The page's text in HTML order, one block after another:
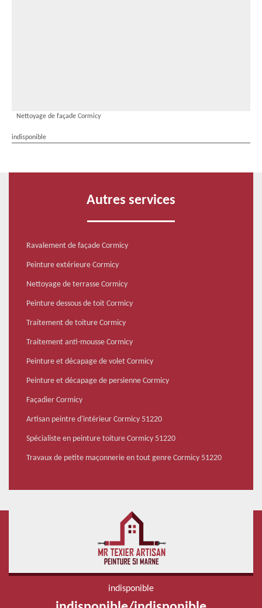
Nettoyage de façade Cormicy
indisponible
Autres services
Ravalement de façade Cormicy
Peinture extérieure Cormicy
Nettoyage de terrasse Cormicy
Peinture dessous de toit Cormicy
Traitement de toiture Cormicy
Traitement anti-mousse Cormicy
Peinture et décapage de volet Cormicy
Peinture et décapage de persienne Cormicy
Façadier Cormicy
Artisan peintre d'intérieur Cormicy 51220
Spécialiste en peinture toiture Cormicy 51220
Travaux de petite maçonnerie en tout genre Cormicy 51220
indisponible